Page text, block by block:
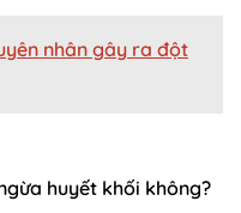
nhân gây ra đột
huyết khối không?